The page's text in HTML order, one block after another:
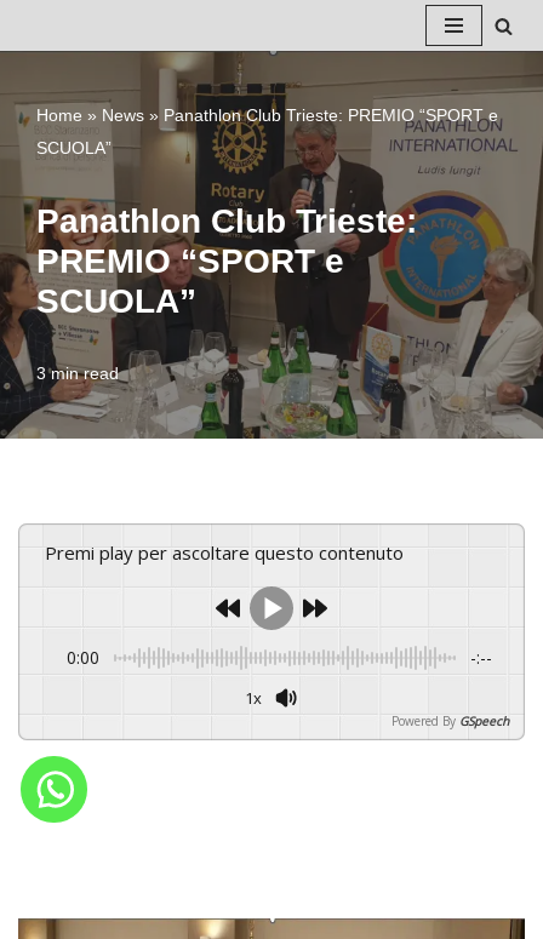
al
contenuto
Home » News » Panathlon Club Trieste: PREMIO “SPORT e
SCUOLA”
Panathlon Club Trieste:
PREMIO “SPORT e
SCUOLA”
3 min read
Premi play per ascoltare questo contenuto
0:00 -:--
1x
Powered By GSpeech